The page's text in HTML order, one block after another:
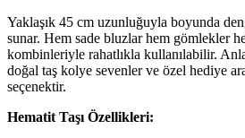
Yaklaşık 45 cm uzunluğuyla boyunda
sunar. Hem sade bluzlar hem gömlekler
kombinleriyle rahatlıkla kullanılabilir.
doğal taş kolye sevenler ve özel hediye
seçenektir.
Hematit Taşı Özellikleri: